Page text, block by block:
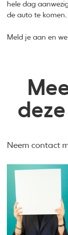
hele dag
de auto te komen.
Meld je aan en
Neem contact